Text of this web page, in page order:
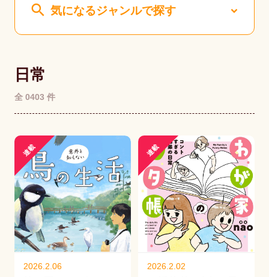
search 気になるジャンルで探す
日常
全 0403 件
連載
2026.2.06
連載
2026.2.02